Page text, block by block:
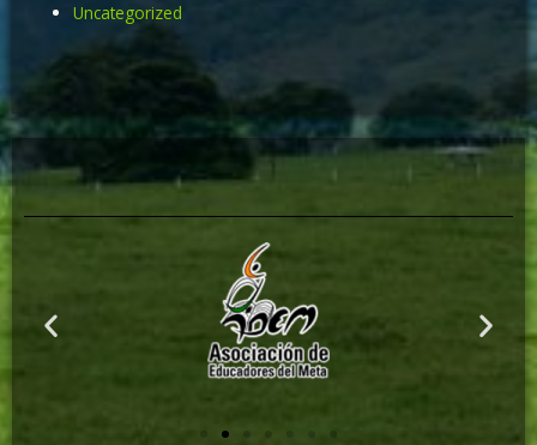
Uncategorized